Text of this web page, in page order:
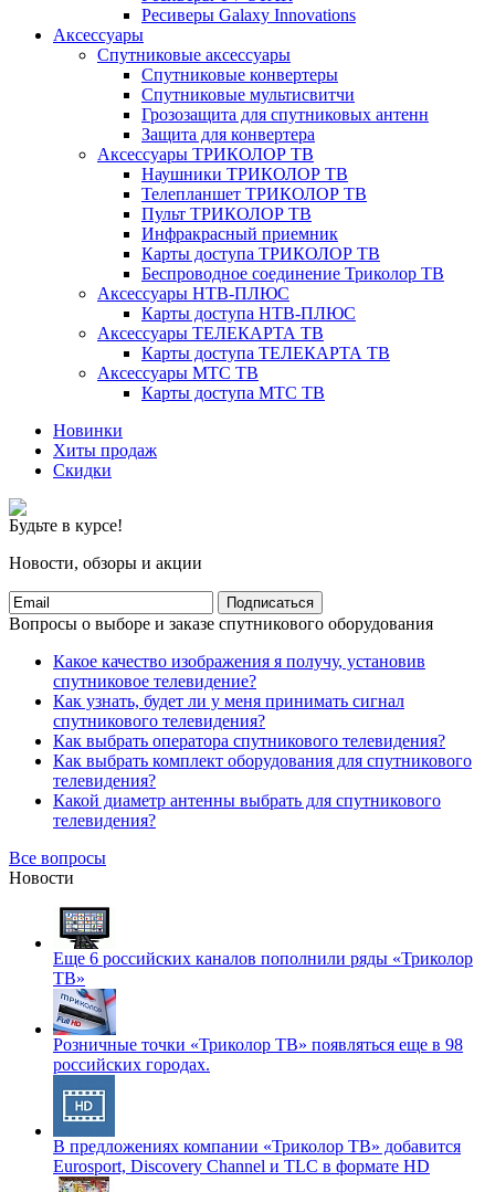
Ресиверы Galaxy Innovations
Аксессуары
Спутниковые аксессуары
Спутниковые конвертеры
Спутниковые мультисвитчи
Грозозащита для спутниковых антенн
Защита для конвертера
Аксессуары ТРИКОЛОР ТВ
Наушники ТРИКОЛОР ТВ
Телепланшет ТРИКОЛОР ТВ
Пульт ТРИКОЛОР ТВ
Инфракрасный приемник
Карты доступа ТРИКОЛОР ТВ
Беспроводное соединение Триколор ТВ
Аксессуары НТВ-ПЛЮС
Карты доступа НТВ-ПЛЮС
Аксессуары ТЕЛЕКАРТА ТВ
Карты доступа ТЕЛЕКАРТА ТВ
Аксессуары МТС ТВ
Карты доступа МТС ТВ
Новинки
Хиты продаж
Скидки
Будьте в курсе!
Новости, обзоры и акции
Подписаться
Вопросы о выборе и заказе спутникового оборудования
Какое качество изображения я получу, установив
спутниковое телевидение?
Как узнать, будет ли у меня принимать сигнал
спутникового телевидения?
Как выбрать оператора спутникового телевидения?
Как выбрать комплект оборудования для спутникового
телевидения?
Какой диаметр антенны выбрать для спутникового
телевидения?
Все вопросы
Новости
Еще 6 российских каналов пополнили ряды «Триколор
ТВ»
Розничные точки «Триколор ТВ» появляться еще в 98
российских городах.
В предложениях компании «Триколор ТВ» добавится
Eurosport, Discovery Channel и TLC в формате HD